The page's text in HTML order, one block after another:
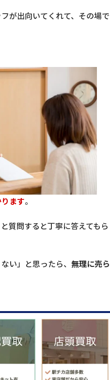
が出向いてくれて、その場で
ます。
質問すると丁寧に答えてもら
い」と思ったら、 無理に売ら